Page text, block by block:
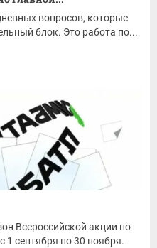
вопросов, которые
блок. Это работа по...
Всероссийской акции по
1 сентября по 30 ноября.